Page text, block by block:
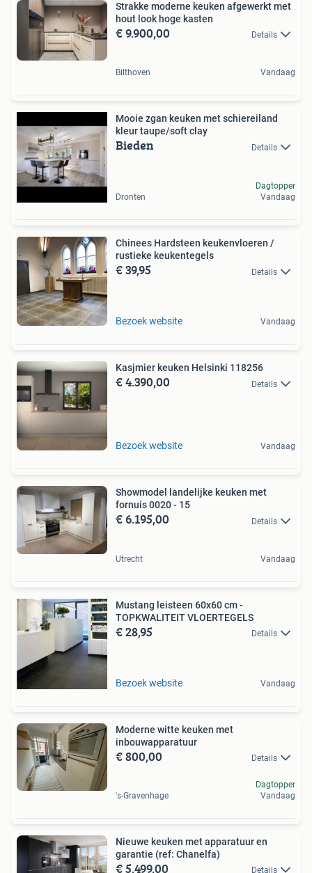
Strakke moderne keuken afgewerkt met
hout look hoge kasten
€ 9.900,00 Details
Bilthoven Vandaag
Mooie zgan keuken met schiereiland
kleur taupe/soft clay
Bieden Details
Dronten
Dagtopper
Vandaag
Chinees Hardsteen keukenvloeren /
rustieke keukentegels
€ 39,95 Details
Bezoek website Vandaag
Kasjmier keuken Helsinki 118256
€ 4.390,00 Details
Bezoek website Vandaag
Showmodel landelijke keuken met
fornuis 0020 - 15
€ 6.195,00 Details
Utrecht Vandaag
Mustang leisteen 60x60 cm -
TOPKWALITEIT VLOERTEGELS
€ 28,95 Details
Bezoek website Vandaag
Moderne witte keuken met
inbouwapparatuur
€ 800,00 Details
's-Gravenhage
Dagtopper
Vandaag
Nieuwe keuken met apparatuur en
garantie (ref: Chanelfa)
€ 5.499,00 Details